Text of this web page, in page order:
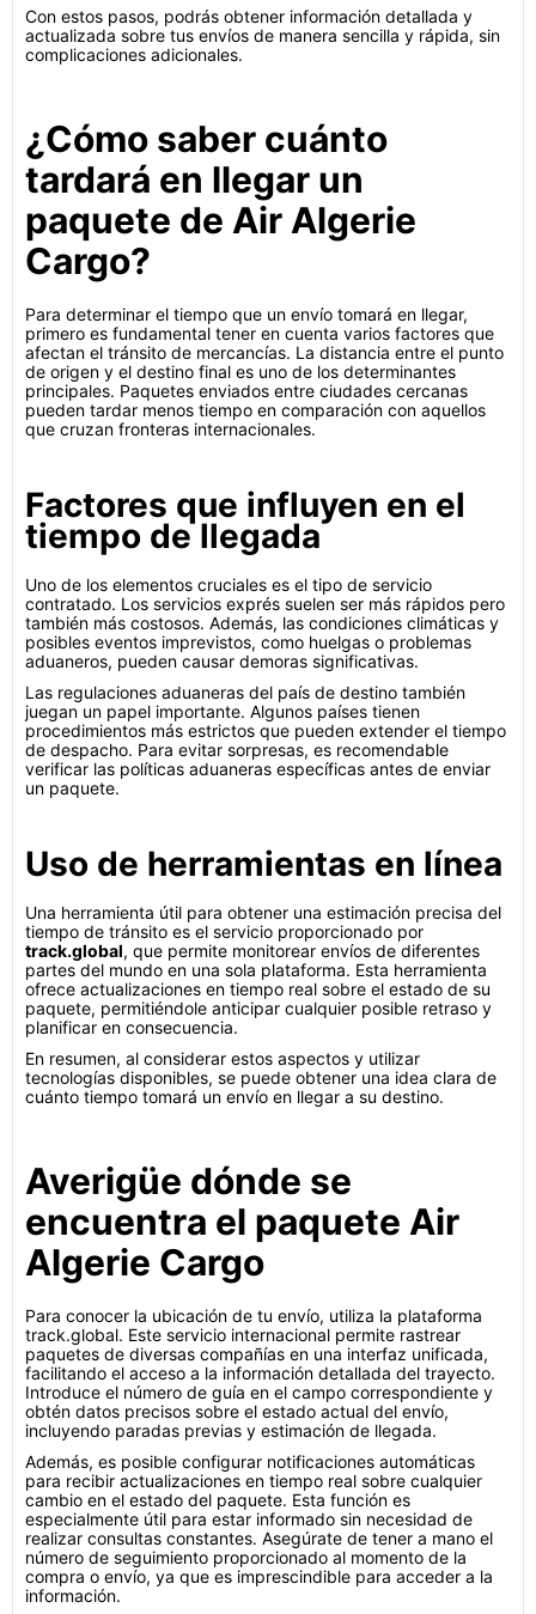
Con estos pasos, podrás obtener información detallada y
actualizada sobre tus envíos de manera sencilla y rápida, sin
complicaciones adicionales.
¿Cómo saber cuánto
tardará en llegar un
paquete de Air Algerie
Cargo?
Para determinar el tiempo que un envío tomará en llegar,
primero es fundamental tener en cuenta varios factores que
afectan el tránsito de mercancías. La distancia entre el punto
de origen y el destino final es uno de los determinantes
principales. Paquetes enviados entre ciudades cercanas
pueden tardar menos tiempo en comparación con aquellos
que cruzan fronteras internacionales.
Factores que influyen en el
tiempo de llegada
Uno de los elementos cruciales es el tipo de servicio
contratado. Los servicios exprés suelen ser más rápidos pero
también más costosos. Además, las condiciones climáticas y
posibles eventos imprevistos, como huelgas o problemas
aduaneros, pueden causar demoras significativas.
Las regulaciones aduaneras del país de destino también
juegan un papel importante. Algunos países tienen
procedimientos más estrictos que pueden extender el tiempo
de despacho. Para evitar sorpresas, es recomendable
verificar las políticas aduaneras específicas antes de enviar
un paquete.
Uso de herramientas en línea
Una herramienta útil para obtener una estimación precisa del
tiempo de tránsito es el servicio proporcionado por
track.global, que permite monitorear envíos de diferentes
partes del mundo en una sola plataforma. Esta herramienta
ofrece actualizaciones en tiempo real sobre el estado de su
paquete, permitiéndole anticipar cualquier posible retraso y
planificar en consecuencia.
En resumen, al considerar estos aspectos y utilizar
tecnologías disponibles, se puede obtener una idea clara de
cuánto tiempo tomará un envío en llegar a su destino.
Averigüe dónde se
encuentra el paquete Air
Algerie Cargo
Para conocer la ubicación de tu envío, utiliza la plataforma
track.global. Este servicio internacional permite rastrear
paquetes de diversas compañías en una interfaz unificada,
facilitando el acceso a la información detallada del trayecto.
Introduce el número de guía en el campo correspondiente y
obtén datos precisos sobre el estado actual del envío,
incluyendo paradas previas y estimación de llegada.
Además, es posible configurar notificaciones automáticas
para recibir actualizaciones en tiempo real sobre cualquier
cambio en el estado del paquete. Esta función es
especialmente útil para estar informado sin necesidad de
realizar consultas constantes. Asegúrate de tener a mano el
número de seguimiento proporcionado al momento de la
compra o envío, ya que es imprescindible para acceder a la
información.